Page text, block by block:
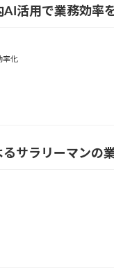
活用で業務効率
率化
サラリーマンの